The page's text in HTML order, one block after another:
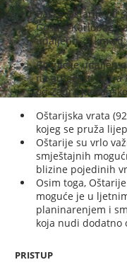
Baške Oštarije (ili
Gospić-Karlobag
udaljeno 21 km od
Gospić je udaljen
na autocesti A1), a
od Zadra
Oštarijska vrata
kojeg se pruža
Oštarije su vrlo
smještajnih
blizine pojedinih
Osim toga,
moguće je u
planinarenjem i
koja nudi dodatno
PRISTUP